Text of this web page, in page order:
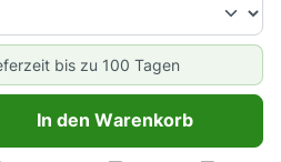
bis zu 100 Tagen
Anzahl: Gib den gewünschten
In den Warenkorb